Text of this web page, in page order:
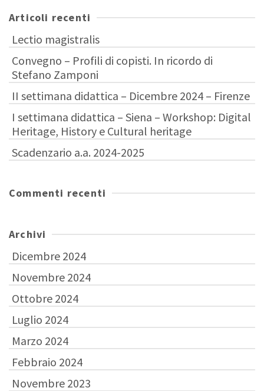
Articoli recenti
Lectio magistralis
Convegno – Profili di copisti. In ricordo di
Stefano Zamponi
II settimana didattica – Dicembre 2024 – Firenze
I settimana didattica – Siena – Workshop: Digital
Heritage, History e Cultural heritage
Scadenzario a.a. 2024-2025
Commenti recenti
Archivi
Dicembre 2024
Novembre 2024
Ottobre 2024
Luglio 2024
Marzo 2024
Febbraio 2024
Novembre 2023